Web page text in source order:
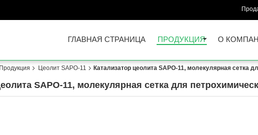
ГЛАВНАЯ СТРАНИЦА ПРОДУКЦИЯ О
Продукция Цеолит SAPO-11 Катализатор цеолита SAPO-11, молекулярная сетка
SAPO-11, молекулярная сетка для